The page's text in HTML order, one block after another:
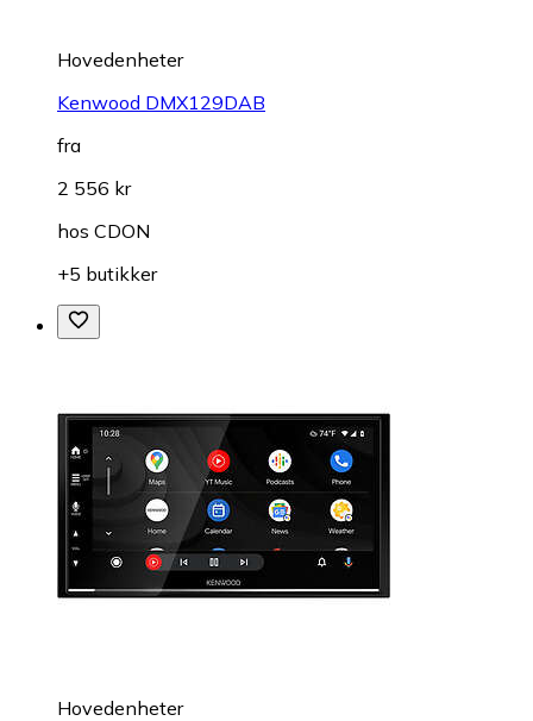
Hovedenheter
Kenwood DMX129DAB
fra
2 556 kr
hos CDON
+5 butikker
Hovedenheter